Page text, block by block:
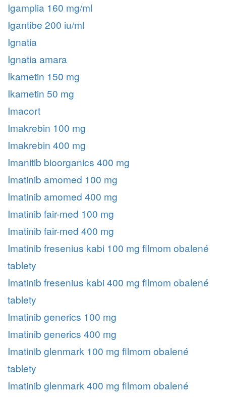
Igamplia 160 mg/ml
Igantibe 200 iu/ml
Ignatia
Ignatia amara
Ikametin 150 mg
Ikametin 50 mg
Imacort
Imakrebin 100 mg
Imakrebin 400 mg
Imanitib bioorganics 400 mg
Imatinib amomed 100 mg
Imatinib amomed 400 mg
Imatinib fair-med 100 mg
Imatinib fair-med 400 mg
Imatinib fresenius kabi 100 mg filmom obalené
tablety
Imatinib fresenius kabi 400 mg filmom obalené
tablety
Imatinib generics 100 mg
Imatinib generics 400 mg
Imatinib glenmark 100 mg filmom obalené
tablety
Imatinib glenmark 400 mg filmom obalené